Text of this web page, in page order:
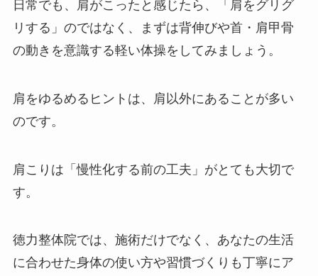
日常でも、肩がこったと感じたら、「肩をグリグ
リする」のではなく、まずは背伸びや首・肩甲骨
の動きを意識する軽い体操をしてみましょう。
肩をゆるめるヒントは、肩以外にあることが多い
のです。
肩こりは「慢性化する前の工夫」がとても大切で
す。
徳力整体院では、施術だけでなく、あなたの生活
に合わせた身体の使い方や習慣づくりも丁寧にア